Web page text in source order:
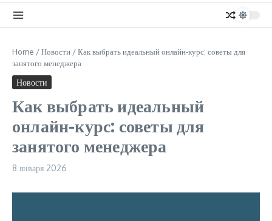
Home /Новости /Как выбрать идеальный онлайн-курс: советы для
занятого менеджера
Новости
Как выбрать идеальный
онлайн-курс: советы для
занятого менеджера
8 января 2026